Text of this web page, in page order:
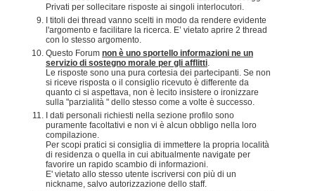
Privati per sollecitare risposte ai singoli interlocutori.
I titoli dei thread vanno scelti in modo da rendere evidente
l'argomento e facilitare la ricerca. E’ vietato aprire 2 thread
con lo stesso argomento.
Questo Forum non è uno sportello informazioni ne un
servizio di sostegno morale per gli afflitti
Le risposte sono una pura cortesia dei partecipanti. Se non
si riceve risposta o il consiglio ricevuto è differente da
quanto ci si aspettava, non è lecito insistere o ironizzare
sulla "parzialità " dello stesso come a volte è successo.
I dati personali richiesti nella sezione profilo sono
puramente facoltativi e non vi è alcun obbligo nella loro
compilazione.
Per scopi pratici si consiglia di immettere la propria località
di residenza o quella in cui abitualmente navigate per
favorire un rapido scambio di informazioni.
E' vietato allo stesso utente iscriversi con più di un
nickname, salvo autorizzazione dello staff.